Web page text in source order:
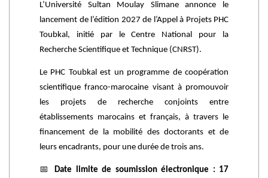
L’Université Sultan Moulay Slimane annonce le
lancement de l’édition 2027 de l’Appel à Projets PHC
Toubkal, initié par le Centre National pour la
Recherche Scientifique et Technique (CNRST).
Le PHC Toubkal est un programme de coopération
scientifique franco-marocaine visant à promouvoir
les projets de recherche conjoints entre
établissements marocains et français, à travers le
financement de la mobilité des doctorants et de
leurs encadrants, pour une durée de trois ans.
📅
Date limite de soumission électronique : 17